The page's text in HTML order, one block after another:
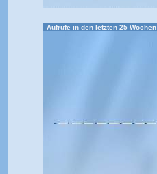
Aufrufe in den letzten 25 Wochen